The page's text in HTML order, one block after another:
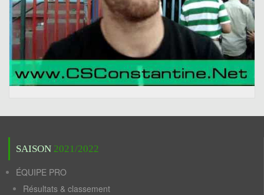
SAISON 2021/2022
ÉQUIPE PRO
Résultats & classement